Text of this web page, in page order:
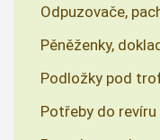
Odpuzovače,
Pěněženky,
Podložky pod
Potřeby do revíru